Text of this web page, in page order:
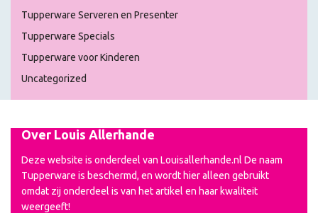
Tupperware Serveren en Presenter
Tupperware Specials
Tupperware voor Kinderen
Uncategorized
Over Louis Allerhande
Deze website is onderdeel van Louisallerhande.nl De naam
Tupperware is beschermd, en wordt hier alleen gebruikt
omdat zij onderdeel is van het artikel en haar kwaliteit
weergeeft!